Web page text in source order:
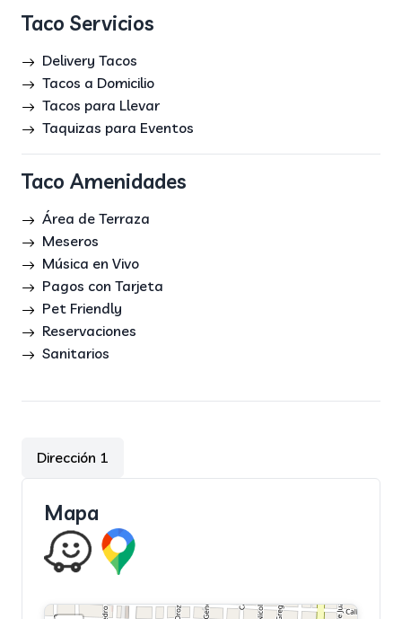
Taco Servicios
Delivery Tacos
Tacos a Domicilio
Tacos para Llevar
Taquizas para Eventos
Taco Amenidades
Área de Terraza
Meseros
Música en Vivo
Pagos con Tarjeta
Pet Friendly
Reservaciones
Sanitarios
Dirección 1
Mapa